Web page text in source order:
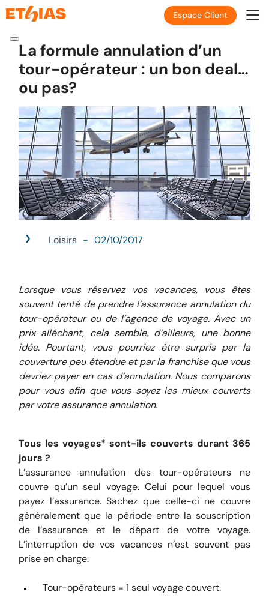
Espace Client
La formule annulation d’un
tour-opérateur : un bon deal…
ou pas?
Loisirs 02/10/2017
Lorsque vous réservez vos vacances, vous êtes
souvent tenté de prendre l’assurance annulation du
tour-opérateur ou de l’agence de voyage. Avec un
prix alléchant, cela semble, d’ailleurs, une bonne
idée. Pourtant, vous pourriez être surpris par la
couverture peu étendue et par la franchise que vous
devriez payer en cas d’annulation. Nous comparons
pour vous afin que vous soyez les mieux couverts
par votre assurance annulation.
Tous les voyages* sont-ils couverts durant 365
jours ?
L’assurance annulation des tour-opérateurs ne
couvre qu’un seul voyage. Celui pour lequel vous
payez l’assurance. Sachez que celle-ci ne couvre
généralement que la période entre la souscription
de l’assurance et le départ de votre voyage.
L’interruption de vos vacances n’est souvent pas
prise en charge.
Tour-opérateurs = 1 seul voyage couvert.